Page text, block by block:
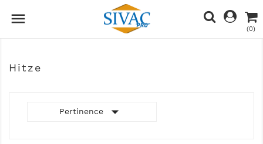

(0)
Hitze
Pertinence 